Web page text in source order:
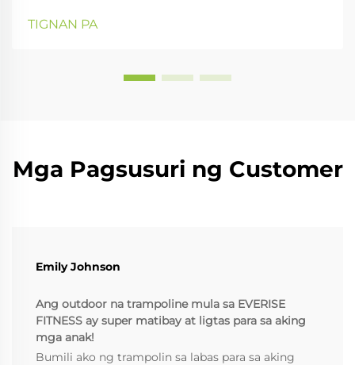
ang kritikal na kahalagahan ng kaligtasan, katatagan,
TIGNAN PA
Mga Pagsusuri ng Customer
Emily Johnson
Ang outdoor na trampoline mula sa EVERISE
FITNESS ay super matibay at ligtas para sa aking
mga anak!
Bumili ako ng trampolin sa labas para sa aking